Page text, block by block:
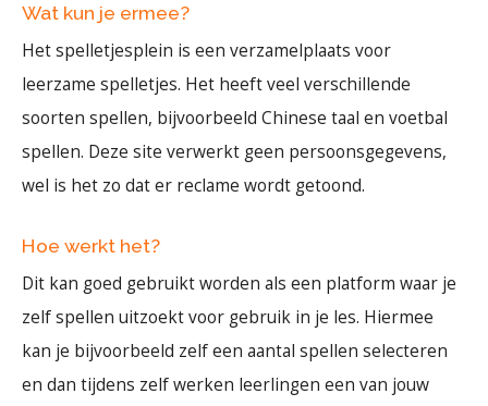
Wat kun je ermee?
Het spelletjesplein is een verzamelplaats voor
leerzame spelletjes. Het heeft veel verschillende
soorten spellen, bijvoorbeeld Chinese taal en voetbal
spellen. Deze site verwerkt geen persoonsgegevens,
wel is het zo dat er reclame wordt getoond.
Hoe werkt het?
Dit kan goed gebruikt worden als een platform waar je
zelf spellen uitzoekt voor gebruik in je les. Hiermee
kan je bijvoorbeeld zelf een aantal spellen selecteren
en dan tijdens zelf werken leerlingen een van jouw